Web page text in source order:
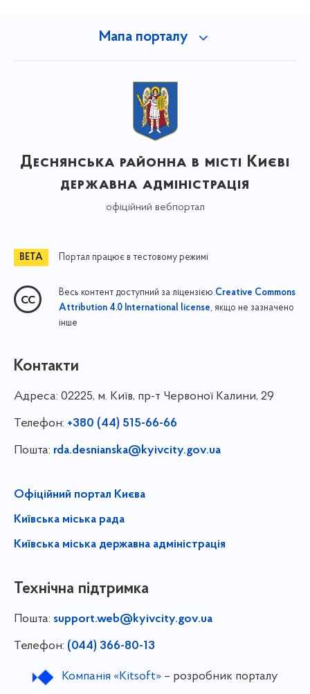
Мапа порталу
Деснянська районна в місті Києві
державна адміністрація
офіційний вебпортал
Портал працює в тестовому режимі
Весь контент доступний за ліцензією Creative Commons
Attribution 4.0 International license, якщо не зазначено
інше
Контакти
Адреса: 02225, м. Київ, пр-т Червоної Калини, 29
Телефон: +380 (44) 515-66-66
Пошта: rda.desnianska@kyivcity.gov.ua
Офіційний портал Києва
Київська міська рада
Київська міська державна адміністрація
Технічна підтримка
Пошта: support.web@kyivcity.gov.ua
Телефон: (044) 366-80-13
Компанія «Kitsoft»– розробник порталу